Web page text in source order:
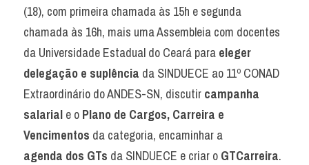
(18), com primeira chamada às 15h e segunda
chamada às 16h, mais uma Assembleia com docentes
da Universidade Estadual do Ceará para eleger
delegação e suplência da SINDUECE ao 11º CONAD
Extraordinário do ANDES-SN, discutir campanha
salarial e o Plano de Cargos, Carreira e
Vencimentos da categoria, encaminhar a
agenda dos GTs da SINDUECE e criar o GTCarreira.